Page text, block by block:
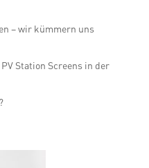
– wir kümmern uns
Station Screens in der